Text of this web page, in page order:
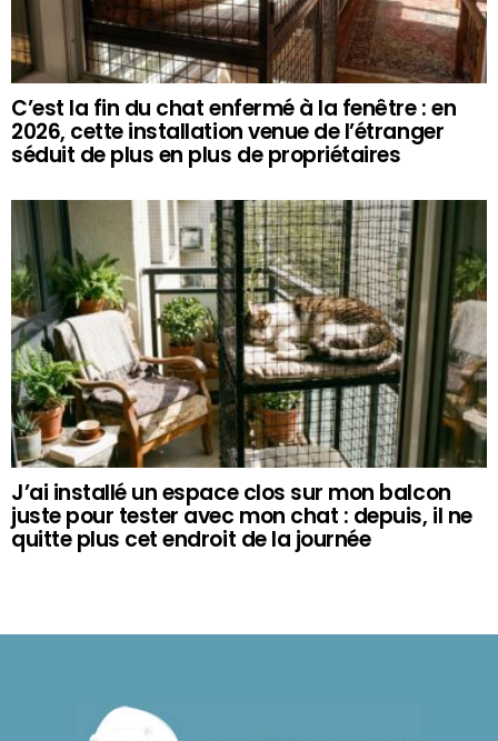
C’est la fin du chat enfermé à la fenêtre : en
2026, cette installation venue de l’étranger
séduit de plus en plus de propriétaires
J’ai installé un espace clos sur mon balcon
juste pour tester avec mon chat : depuis, il ne
quitte plus cet endroit de la journée